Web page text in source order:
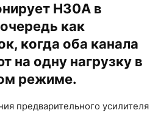
H30A в
как
когда оба канала
на одну нагрузку в
режиме.
предварительного усилителя